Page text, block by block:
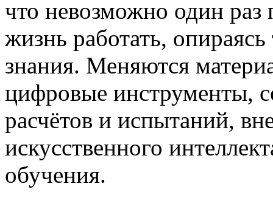
что невозможно один раз
жизнь работать,
знания. Меняются
цифровые инструменты,
расчётов и испытаний,
искусственного
обучения.